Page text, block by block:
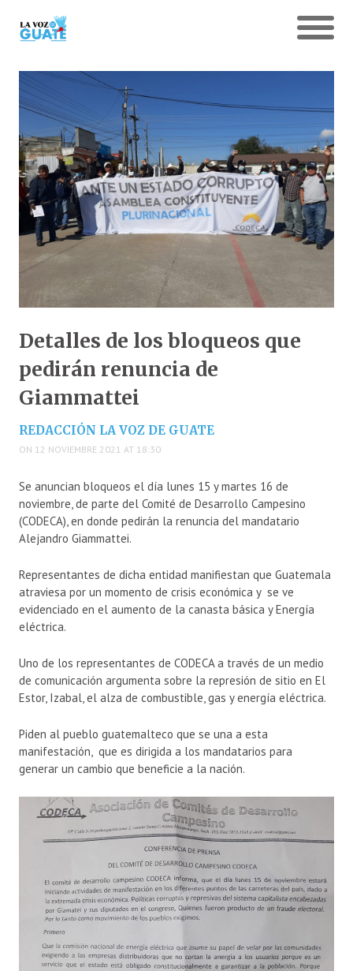
Detalles de los bloqueos que
pedirán renuncia de
Giammattei
REDACCIÓN LA VOZ DE GUATE
ON 12 NOVIEMBRE 2021 AT 18:30
Se anuncian bloqueos el día lunes 15 y martes 16 de
noviembre, de parte del Comité de Desarrollo Campesino
(CODECA), en donde pedirán la renuncia del mandatario
Alejandro Giammattei.
Representantes de dicha entidad manifiestan que Guatemala
atraviesa por un momento de crisis económica y se ve
evidenciado en el aumento de la canasta básica y Energía
eléctrica.
Uno de los representantes de CODECA a través de un medio
de comunicación argumenta sobre la represión de sitio en El
Estor, Izabal, el alza de combustible, gas y energía eléctrica.
Piden al pueblo guatemalteco que se una a esta
manifestación, que es dirigida a los mandatarios para
generar un cambio que beneficie a la nación.